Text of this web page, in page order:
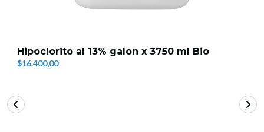
Hipoclorito al 13% galon x 3750 ml Bio
$16.400,00